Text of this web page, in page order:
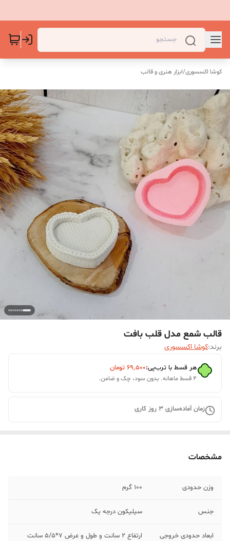
کوشا اکسسوری/ابزار هنری و قالب
قالب شمع مدل قلب بافت
برند:کوشا اکسسوری
هر قسط با ترب‌پی:۶۹٬۵۰۰ تومان
۴ قسط ماهانه. بدون سود، چک و ضامن.
زمان آماده‌سازی 3 روز کاری
مشخصات
وزن حدودی 100 گرم
جنس سیلیکون درجه یک
ابعاد حدودی خروجی
ارتفاع 2 سانت و طول و عرض 7*5/5 سانت